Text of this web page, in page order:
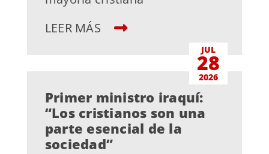
LEER MÁS
JUL
28
2026
Primer ministro iraquí:
“Los cristianos son una
parte esencial de la
sociedad”